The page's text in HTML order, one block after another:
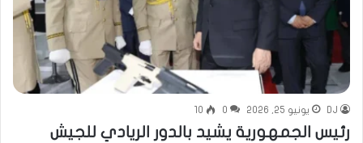
DJ يونيو 25, 2026 0
10
رئيس الجمهورية يشيد بالدور الريادي للجيش